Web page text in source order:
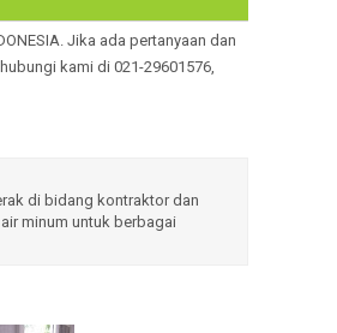
Jika ada pertanyaan dan
kami di 021-29601576,
di bidang kontraktor dan
minum untuk berbagai